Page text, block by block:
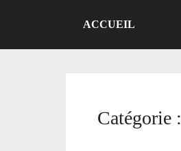
ACCUEIL
Catégorie :